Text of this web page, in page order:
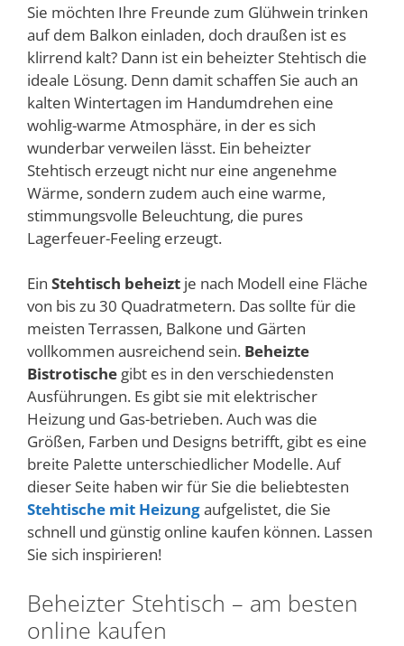
Sie möchten Ihre Freunde zum Glühwein trinken
auf dem Balkon einladen, doch draußen ist es
klirrend kalt? Dann ist ein beheizter Stehtisch die
ideale Lösung. Denn damit schaffen Sie auch an
kalten Wintertagen im Handumdrehen eine
wohlig-warme Atmosphäre, in der es sich
wunderbar verweilen lässt. Ein beheizter
Stehtisch erzeugt nicht nur eine angenehme
Wärme, sondern zudem auch eine warme,
stimmungsvolle Beleuchtung, die pures
Lagerfeuer-Feeling erzeugt.
Ein Stehtisch beheizt je nach Modell eine Fläche
von bis zu 30 Quadratmetern. Das sollte für die
meisten Terrassen, Balkone und Gärten
vollkommen ausreichend sein. Beheizte
Bistrotische gibt es in den verschiedensten
Ausführungen. Es gibt sie mit elektrischer
Heizung und Gas-betrieben. Auch was die
Größen, Farben und Designs betrifft, gibt es eine
breite Palette unterschiedlicher Modelle. Auf
dieser Seite haben wir für Sie die beliebtesten
Stehtische mit Heizungaufgelistet, die Sie
schnell und günstig online kaufen können. Lassen
Sie sich inspirieren!
Beheizter Stehtisch – am besten
online kaufen